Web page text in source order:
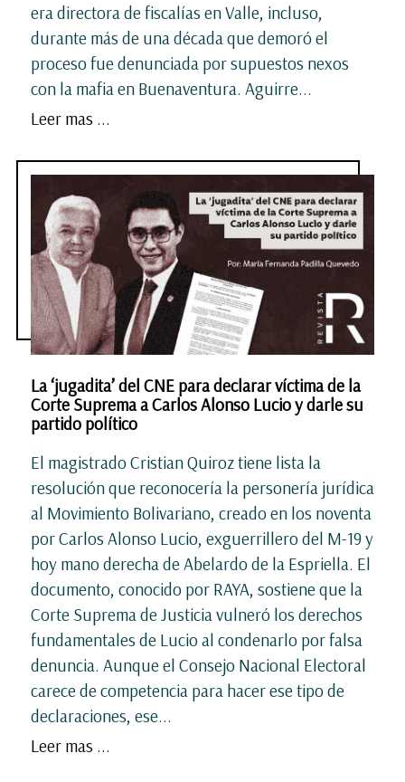
era directora de fiscalías en Valle, incluso,
durante más de una década que demoró el
proceso fue denunciada por supuestos nexos
con la mafia en Buenaventura. Aguirre...
Leer mas ...
La ‘jugadita’ del CNE para declarar víctima de la
Corte Suprema a Carlos Alonso Lucio y darle su
partido político
El magistrado Cristian Quiroz tiene lista la
resolución que reconocería la personería jurídica
al Movimiento Bolivariano, creado en los noventa
por Carlos Alonso Lucio, exguerrillero del M-19 y
hoy mano derecha de Abelardo de la Espriella. El
documento, conocido por RAYA, sostiene que la
Corte Suprema de Justicia vulneró los derechos
fundamentales de Lucio al condenarlo por falsa
denuncia. Aunque el Consejo Nacional Electoral
carece de competencia para hacer ese tipo de
declaraciones, ese...
Leer mas ...